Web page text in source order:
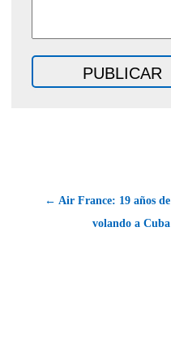
← Air France: 19 años de
volando a Cuba